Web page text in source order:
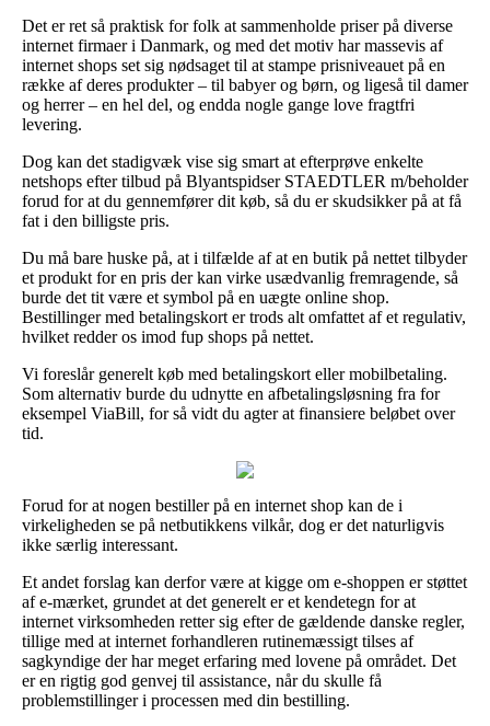
Det er ret så praktisk for folk at sammenholde priser på diverse
internet firmaer i Danmark, og med det motiv har massevis af
internet shops set sig nødsaget til at stampe prisniveauet på en
række af deres produkter – til babyer og børn, og ligeså til damer
og herrer – en hel del, og endda nogle gange love fragtfri
levering.
Dog kan det stadigvæk vise sig smart at efterprøve enkelte
netshops efter tilbud på Blyantspidser STAEDTLER m/beholder
forud for at du gennemfører dit køb, så du er skudsikker på at få
fat i den billigste pris.
Du må bare huske på, at i tilfælde af at en butik på nettet tilbyder
et produkt for en pris der kan virke usædvanlig fremragende, så
burde det tit være et symbol på en uægte online shop.
Bestillinger med betalingskort er trods alt omfattet af et regulativ,
hvilket redder os imod fup shops på nettet.
Vi foreslår generelt køb med betalingskort eller mobilbetaling.
Som alternativ burde du udnytte en afbetalingsløsning fra for
eksempel ViaBill, for så vidt du agter at finansiere beløbet over
tid.
Forud for at nogen bestiller på en internet shop kan de i
virkeligheden se på netbutikkens vilkår, dog er det naturligvis
ikke særlig interessant.
Et andet forslag kan derfor være at kigge om e-shoppen er støttet
af e-mærket, grundet at det generelt er et kendetegn for at
internet virksomheden retter sig efter de gældende danske regler,
tillige med at internet forhandleren rutinemæssigt tilses af
sagkyndige der har meget erfaring med lovene på området. Det
er en rigtig god genvej til assistance, når du skulle få
problemstillinger i processen med din bestilling.